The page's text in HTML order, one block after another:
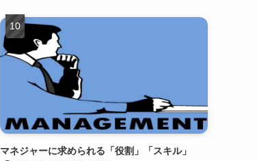
マネジャーに求められる「役割」「スキル」